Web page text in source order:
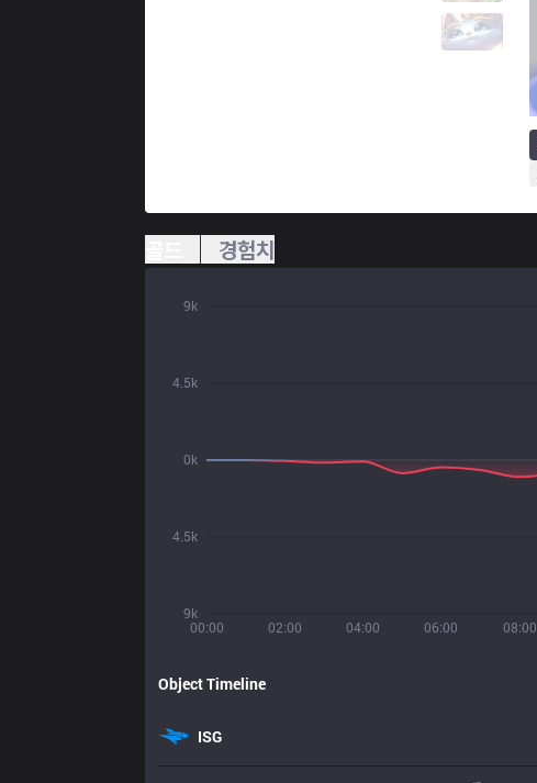
경험치
00:00 02:00 04:00 06:00 08:00
9k
4.5k
0k
4.5k
9k
Object Timeline
ISG